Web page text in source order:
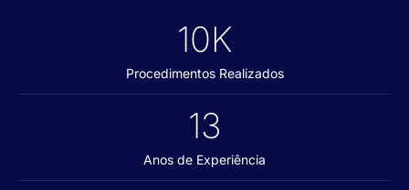
Procedimentos Realizados
10K
Anos de Experiência
13